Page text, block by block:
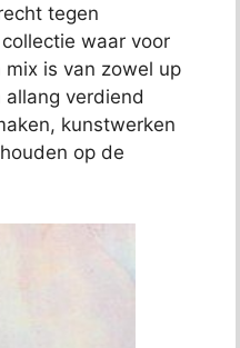
tegen
waar voor
is van zowel up
verdiend
kunstwerken
op de